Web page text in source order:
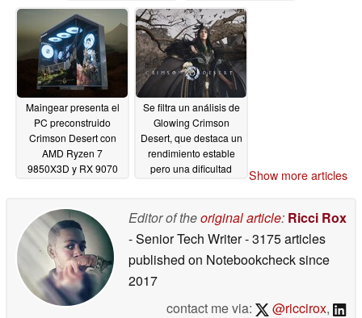
03/20/2026
lanzamiento
Maingear presenta el
PC preconstruido
Crimson Desert con
AMD Ryzen 7
9850X3D y RX 9070
Se filtra un análisis de
Glowing Crimson
Desert, que destaca un
rendimiento estable
pero una dificultad
Show more articles
Editor of theoriginal article: Ricci Rox
- Senior Tech Writer- 3175 articles
published on Notebookchecksince
2017
contact me via:
@riccirox,